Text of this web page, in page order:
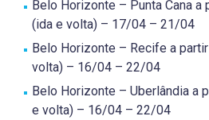
Belo Horizonte – Punta Cana a
(ida e volta) – 17/04 – 21/04
Belo Horizonte – Recife a
volta) – 16/04 – 22/04
Belo Horizonte – Uberlândia a
e volta) – 16/04 – 22/04